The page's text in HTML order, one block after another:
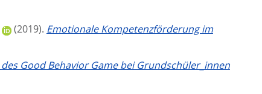
(2019). Emotionale Kompetenzförderung im
Good Behavior Game bei Grundschüler_innen